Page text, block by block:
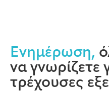
Ενημέρωση,
να γνωρίζετε
τρέχουσες